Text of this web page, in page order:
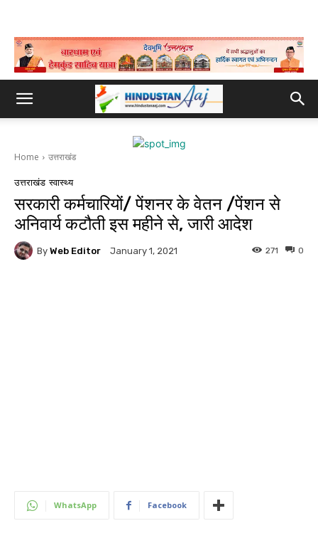
Home उत्तराखंड
उत्तराखंड स्वास्थ्य
सरकारी कर्मचारियों/ पेंशनर के वेतन /पेंशन से
अनिवार्य कटौती इस महीने से, जारी आदेश
By Web Editor January 1, 2021 0
271
WhatsApp Facebook